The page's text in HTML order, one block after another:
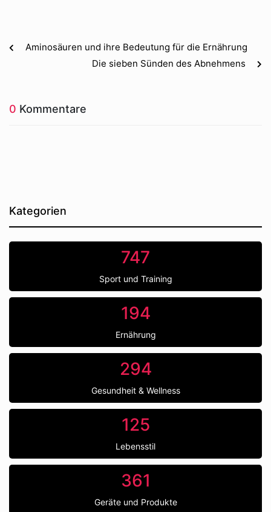
Aminosäuren und ihre Bedeutung für die Ernährung
Die sieben Sünden des Abnehmens
0 Kommentare
Kategorien
747
Sport und Training
194
Ernährung
294
Gesundheit & Wellness
125
Lebensstil
361
Geräte und Produkte